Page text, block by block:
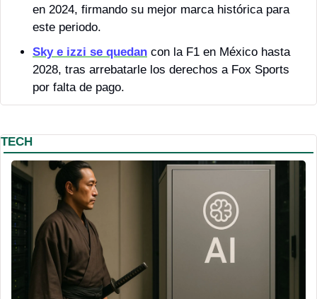
en 2024, firmando su mejor marca histórica para
este periodo.
Sky e izzi se quedan con la F1 en México hasta
2028, tras arrebatarle los derechos a Fox Sports
por falta de pago.
TECH